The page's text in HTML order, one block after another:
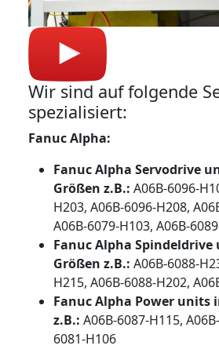
Wir sind auf folgende
spezialisiert:
Fanuc Alpha:
Fanuc Alpha Servodrive
Größen z.B.: A06B-6096-
H203, A06B-6096-H208,
A06B-6079-H103, A06B-
Fanuc Alpha
Größen z.B.: A06B-6088-
H215, A06B-6088-H202,
Fanuc Alpha Power units
z.B.: A06B-6087-H115,
6081-H106